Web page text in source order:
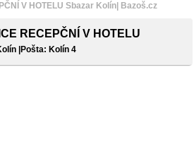
V HOTELU Sbazar Kolín| Bazoš.cz
RECEPČNÍ V HOTELU
|Pošta: Kolín 4